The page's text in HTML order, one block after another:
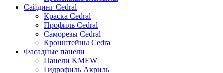
Сайдинг Cedral
Краска Cedral
Профиль Cedral
Саморезы Cedral
Кронштейны Cedral
Фасадные панели
Панели KMEW
Гидрофиль Акриль